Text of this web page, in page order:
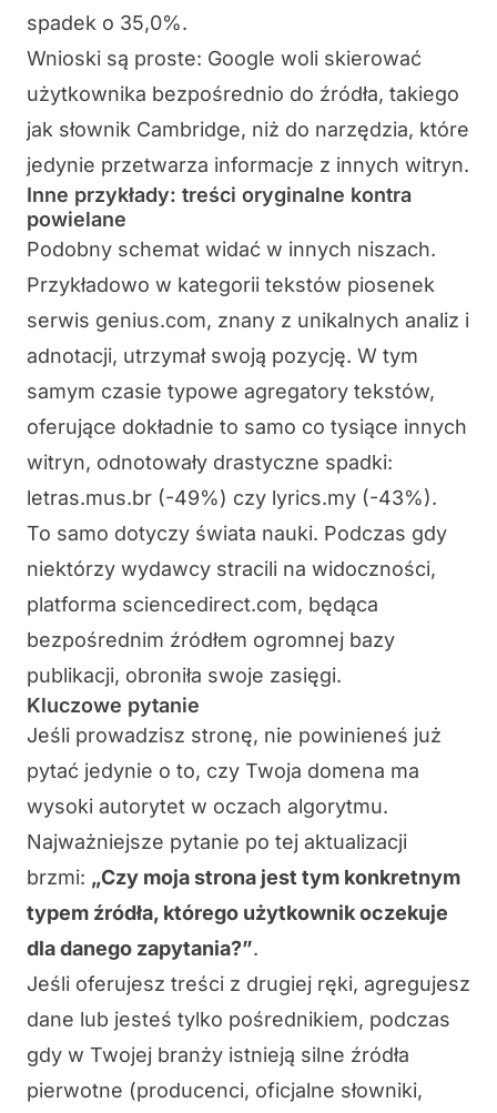
spadek o 35,0%.
Wnioski są proste: Google woli skierować
użytkownika bezpośrednio do źródła, takiego
jak słownik Cambridge, niż do narzędzia, które
jedynie przetwarza informacje z innych witryn.
Inne przykłady: treści oryginalne kontra
powielane
Podobny schemat widać w innych niszach.
Przykładowo w kategorii tekstów piosenek
serwis genius.com, znany z unikalnych analiz i
adnotacji, utrzymał swoją pozycję. W tym
samym czasie typowe agregatory tekstów,
oferujące dokładnie to samo co tysiące innych
witryn, odnotowały drastyczne spadki:
letras.mus.br (-49%) czy lyrics.my (-43%).
To samo dotyczy świata nauki. Podczas gdy
niektórzy wydawcy stracili na widoczności,
platforma sciencedirect.com, będąca
bezpośrednim źródłem ogromnej bazy
publikacji, obroniła swoje zasięgi.
Kluczowe pytanie
Jeśli prowadzisz stronę, nie powinieneś już
pytać jedynie o to, czy Twoja domena ma
wysoki autorytet w oczach algorytmu.
Najważniejsze pytanie po tej aktualizacji
brzmi: „Czy moja strona jest tym konkretnym
typem źródła, którego użytkownik oczekuje
dla danego zapytania?”.
Jeśli oferujesz treści z drugiej ręki, agregujesz
dane lub jesteś tylko pośrednikiem, podczas
gdy w Twojej branży istnieją silne źródła
pierwotne (producenci, oficjalne słowniki,